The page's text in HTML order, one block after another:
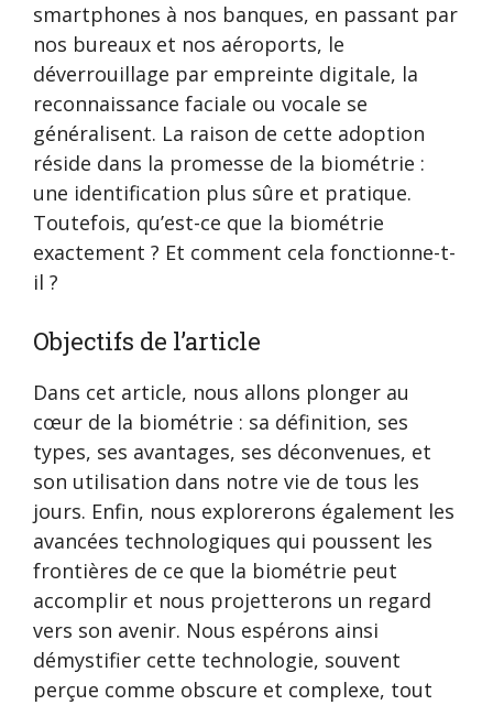
smartphones à nos banques, en passant par
nos bureaux et nos aéroports, le
déverrouillage par empreinte digitale, la
reconnaissance faciale ou vocale se
généralisent. La raison de cette adoption
réside dans la promesse de la biométrie :
une identification plus sûre et pratique.
Toutefois, qu’est-ce que la biométrie
exactement ? Et comment cela fonctionne-t-
il ?
Objectifs de l’article
Dans cet article, nous allons plonger au
cœur de la biométrie : sa définition, ses
types, ses avantages, ses déconvenues, et
son utilisation dans notre vie de tous les
jours. Enfin, nous explorerons également les
avancées technologiques qui poussent les
frontières de ce que la biométrie peut
accomplir et nous projetterons un regard
vers son avenir. Nous espérons ainsi
démystifier cette technologie, souvent
perçue comme obscure et complexe, tout